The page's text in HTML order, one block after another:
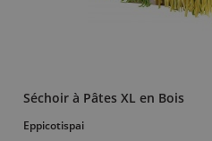
Séchoir à Pâtes XL en Bois
Eppicotispai